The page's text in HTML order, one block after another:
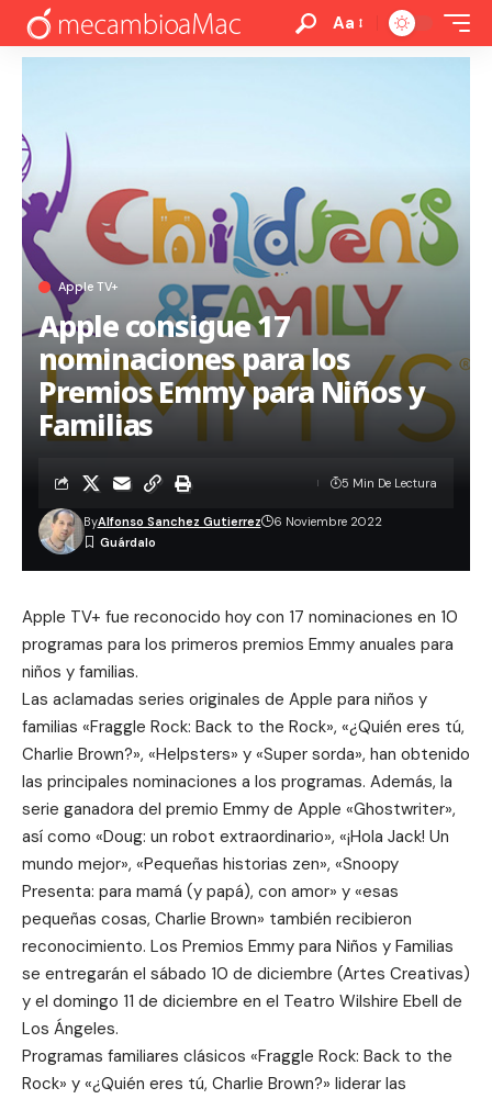
Aa
Apple TV+
Apple consigue 17
nominaciones para los
Premios Emmy para Niños y
Familias
ByAlfonso Sanchez Gutierrez 6 Noviembre 2022
5 Min De Lectura
Apple TV+ fue reconocido hoy con 17 nominaciones en 10
programas para los primeros premios Emmy anuales para
niños y familias.
Las aclamadas series originales de Apple para niños y
familias «Fraggle Rock: Back to the Rock», «¿Quién eres tú,
Charlie Brown?», «Helpsters» y «Super sorda», han obtenido
las principales nominaciones a los programas. Además, la
serie ganadora del premio Emmy de Apple «Ghostwriter»,
así como «Doug: un robot extraordinario», «¡Hola Jack! Un
mundo mejor», «Pequeñas historias zen», «Snoopy
Presenta: para mamá (y papá), con amor» y «esas
pequeñas cosas, Charlie Brown» también recibieron
reconocimiento. Los Premios Emmy para Niños y Familias
se entregarán el sábado 10 de diciembre (Artes Creativas)
y el domingo 11 de diciembre en el Teatro Wilshire Ebell de
Los Ángeles.
Programas familiares clásicos «Fraggle Rock: Back to the
Rock» y «¿Quién eres tú, Charlie Brown?» liderar las